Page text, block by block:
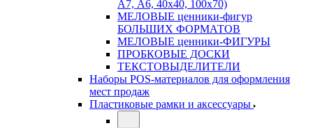
А7, А6, 40х40, 100х70)
МЕЛОВЫЕ ценники-фигур
БОЛЬШИХ ФОРМАТОВ
МЕЛОВЫЕ ценники-ФИГУРЫ
ПРОБКОВЫЕ ДОСКИ
ТЕКСТОВЫДЕЛИТЕЛИ
Наборы POS-материалов для оформления
мест продаж
Пластиковые рамки и аксессуары